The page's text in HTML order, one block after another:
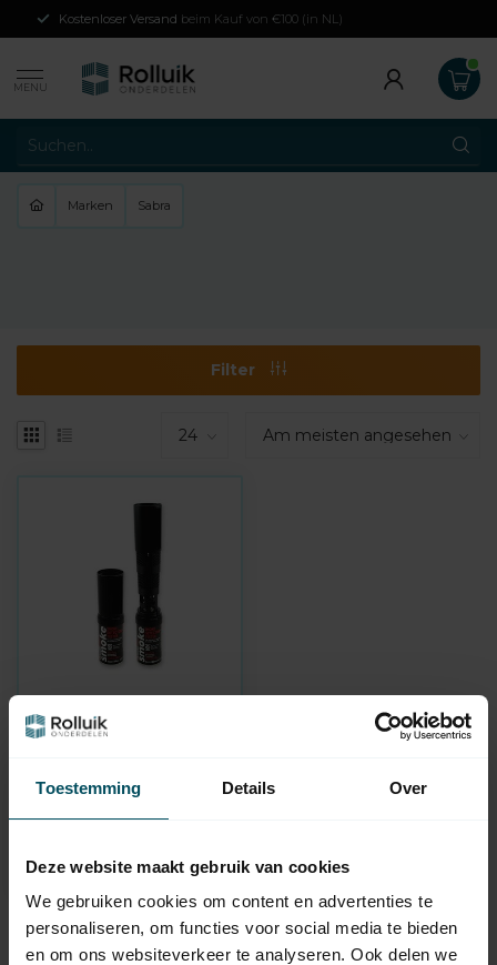
Toestemming Details Over
Deze website maakt gebruik van cookies
We gebruiken cookies om content en advertenties te
personaliseren, om functies voor social media te bieden
en om ons websiteverkeer te analyseren. Ook delen we
Kostenloser Versand beim Kauf von €100 (in NL)
MENU
Marken Sabra
Filter
SABRA
Prüfgas für
und optische
Rauchmelder
Auf Lager
49,95